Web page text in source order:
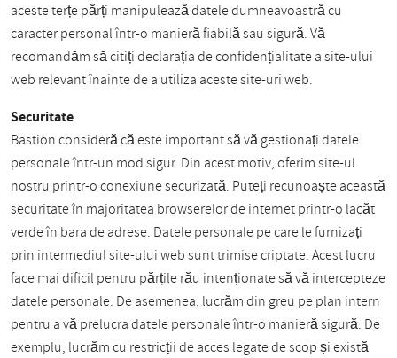
aceste terțe părți manipulează datele dumneavoastră cu
caracter personal într-o manieră fiabilă sau sigură. Vă
recomandăm să citiți declarația de confidențialitate a site-ului
web relevant înainte de a utiliza aceste site-uri web.
Securitate
Bastion consideră că este important să vă gestionați datele
personale într-un mod sigur. Din acest motiv, oferim site-ul
nostru printr-o conexiune securizată. Puteți recunoaște această
securitate în majoritatea browserelor de internet printr-o lacăt
verde în bara de adrese. Datele personale pe care le furnizați
prin intermediul site-ului web sunt trimise criptate. Acest lucru
face mai dificil pentru părțile rău intenționate să vă intercepteze
datele personale. De asemenea, lucrăm din greu pe plan intern
pentru a vă prelucra datele personale într-o manieră sigură. De
exemplu, lucrăm cu restricții de acces legate de scop și există